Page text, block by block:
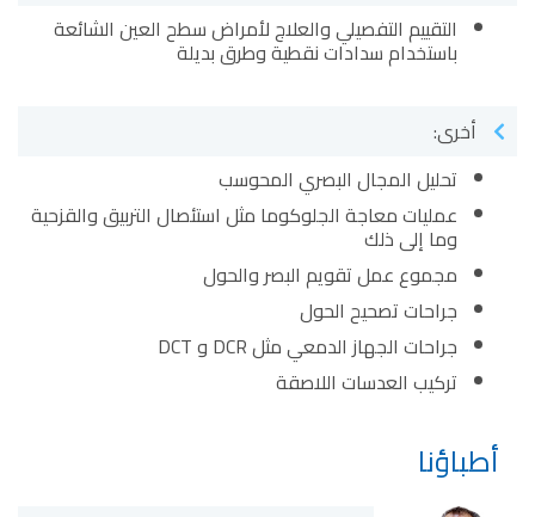
أطباؤنا
التقييم التفصيلي والعلاج لأمراض سطح العين الشائعة
باستخدام سدادات نقطية وطرق بديلة
أخرى:
تحليل المجال البصري المحوسب
عمليات معاجة الجلوكوما مثل استئصال التربيق والقزحية
وما إلى ذلك
مجموع عمل تقويم البصر والحول
جراحات تصحيح الحول
جراحات الجهاز الدمعي مثل DCR و DCT
تركيب العدسات اللاصقة